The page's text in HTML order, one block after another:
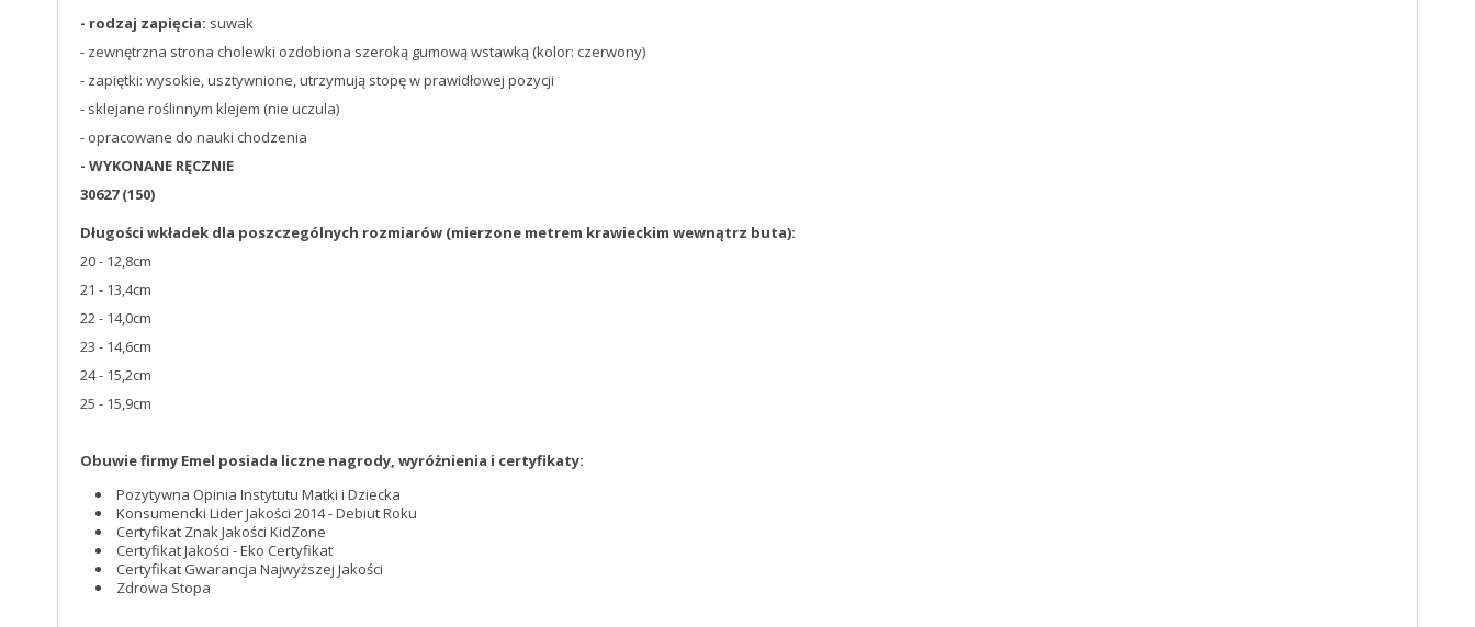
- rodzaj zapięcia: suwak
- zewnętrzna strona cholewki ozdobiona szeroką gumową wstawką (kolor: czerwony)
- zapiętki: wysokie, usztywnione, utrzymują stopę w prawidłowej pozycji
- sklejane roślinnym klejem (nie uczula)
- opracowane do nauki chodzenia
- WYKONANE RĘCZNIE
30627 (150)
Długości wkładek dla poszczególnych rozmiarów (mierzone metrem krawieckim wewnątrz buta):
20 - 12,8cm
21 - 13,4cm
22 - 14,0cm
23 - 14,6cm
24 - 15,2cm
25 - 15,9cm
Obuwie firmy Emel posiada liczne nagrody, wyróżnienia i certyfikaty:
Pozytywna Opinia Instytutu Matki i Dziecka
Konsumencki Lider Jakości 2014 - Debiut Roku
Certyfikat Znak Jakości KidZone
Certyfikat Jakości - Eko Certyfikat
Certyfikat Gwarancja Najwyższej Jakości
Zdrowa Stopa